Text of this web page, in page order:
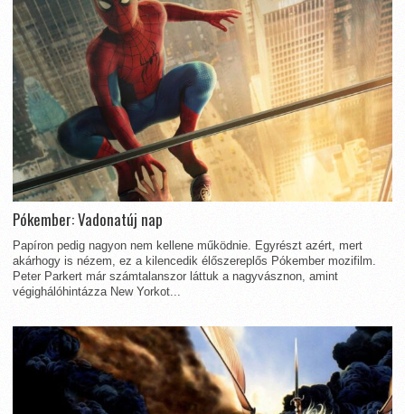
Pókember: Vadonatúj nap
Papíron pedig nagyon nem kellene működnie. Egyrészt azért, mert
akárhogy is nézem, ez a kilencedik élőszereplős Pókember mozifilm.
Peter Parkert már számtalanszor láttuk a nagyvásznon, amint
végighálóhintázza New Yorkot...